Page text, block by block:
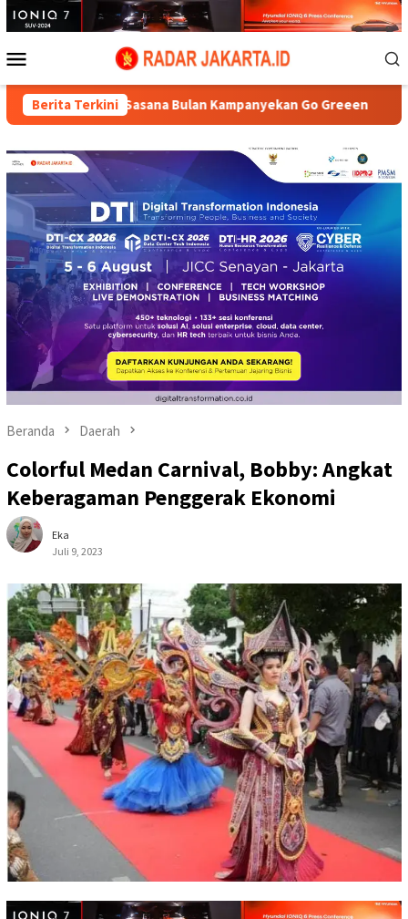
Loncat
ke
Mobile
Berita Terkini
Sasana Bulan Kampanyekan Go Greeen HUT Kedua
Beranda Daerah
Colorful Medan Carnival, Bobby: Angkat
Keberagaman Penggerak Ekonomi
Eka
Juli 9, 2023